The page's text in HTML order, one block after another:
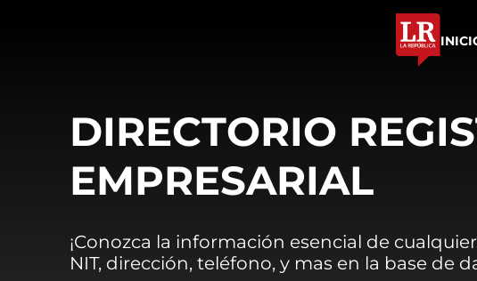
DIRECTORIO
EMPRESARIAL
¡Conozca la información esencial de
NIT, dirección, teléfono, y mas en la base de